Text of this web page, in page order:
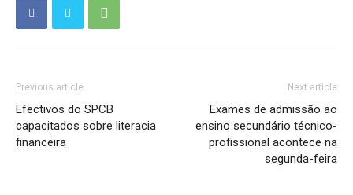
Previous article
Efectivos do SPCB
capacitados sobre literacia
financeira
Next article
Exames de admissão ao
ensino secundário técnico-
profissional acontece na
segunda-feira